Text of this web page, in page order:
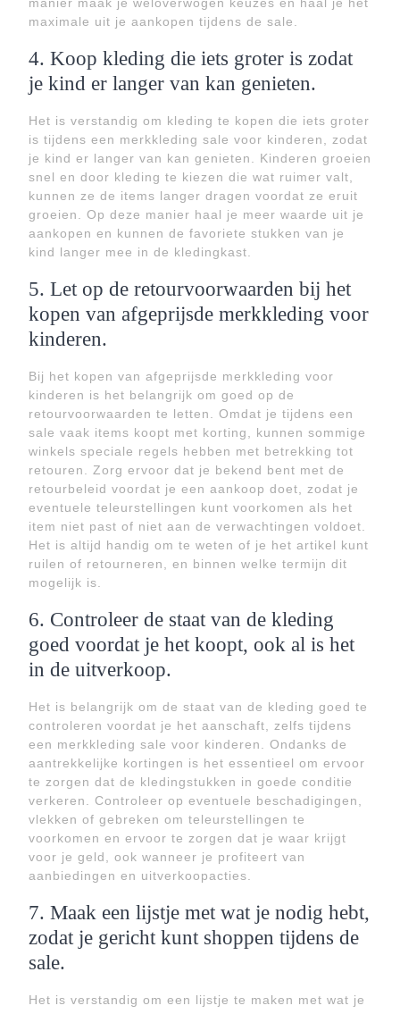
maximale uit je aankopen tijdens de sale.
4. Koop kleding die iets groter is zodat
je kind er langer van kan genieten.
Het is verstandig om kleding te kopen die iets groter
is tijdens een merkkleding sale voor kinderen, zodat
je kind er langer van kan genieten. Kinderen groeien
snel en door kleding te kiezen die wat ruimer valt,
kunnen ze de items langer dragen voordat ze eruit
groeien. Op deze manier haal je meer waarde uit je
aankopen en kunnen de favoriete stukken van je
kind langer mee in de kledingkast.
5. Let op de retourvoorwaarden bij het
kopen van afgeprijsde merkkleding voor
kinderen.
Bij het kopen van afgeprijsde merkkleding voor
kinderen is het belangrijk om goed op de
retourvoorwaarden te letten. Omdat je tijdens een
sale vaak items koopt met korting, kunnen sommige
winkels speciale regels hebben met betrekking tot
retouren. Zorg ervoor dat je bekend bent met de
retourbeleid voordat je een aankoop doet, zodat je
eventuele teleurstellingen kunt voorkomen als het
item niet past of niet aan de verwachtingen voldoet.
Het is altijd handig om te weten of je het artikel kunt
ruilen of retourneren, en binnen welke termijn dit
mogelijk is.
6. Controleer de staat van de kleding
goed voordat je het koopt, ook al is het
in de uitverkoop.
Het is belangrijk om de staat van de kleding goed te
controleren voordat je het aanschaft, zelfs tijdens
een merkkleding sale voor kinderen. Ondanks de
aantrekkelijke kortingen is het essentieel om ervoor
te zorgen dat de kledingstukken in goede conditie
verkeren. Controleer op eventuele beschadigingen,
vlekken of gebreken om teleurstellingen te
voorkomen en ervoor te zorgen dat je waar krijgt
voor je geld, ook wanneer je profiteert van
aanbiedingen en uitverkoopacties.
7. Maak een lijstje met wat je nodig hebt,
zodat je gericht kunt shoppen tijdens de
sale.
Het is verstandig om een lijstje te maken met wat je